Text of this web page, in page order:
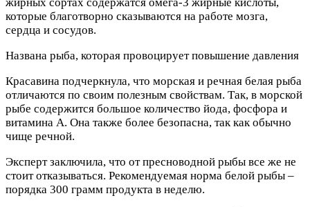
которые благотворно сказываются на работе мозга,
сердца и сосудов.
Названа рыба, которая провоцирует повышение давления
Красавина подчеркнула, что морская и речная белая рыба
отличаются по своим полезным свойствам. Так, в морской
рыбе содержится большое количество йода, фосфора и
витамина А. Она также более безопасна, так как обычно
чище речной.
Эксперт заключила, что от пресноводной рыбы все же не
стоит отказываться. Рекомендуемая норма белой рыбы –
порядка 300 грамм продукта в неделю.